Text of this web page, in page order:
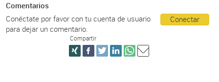
Comentarios
Conectar
Conéctate por favor con tu cuenta de usuario
para dejar un comentario.
Compartir